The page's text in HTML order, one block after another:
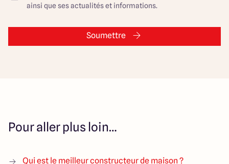
ainsi que ses actualités et informations.
Soumettre
Pour aller plus loin…
Qui est le meilleur constructeur de maison ?